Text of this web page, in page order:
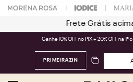
Frete Grátis
Ganhe 10% OFF no PIX + 20% OFF na
PRIMEIRAZIN